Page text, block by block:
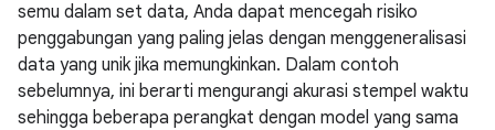
semu dalam set data, Anda dapat mencegah risiko
penggabungan yang paling jelas dengan menggeneralisasi
data yang unik jika memungkinkan. Dalam contoh
sebelumnya, ini berarti mengurangi akurasi stempel waktu
sehingga beberapa perangkat dengan model yang sama